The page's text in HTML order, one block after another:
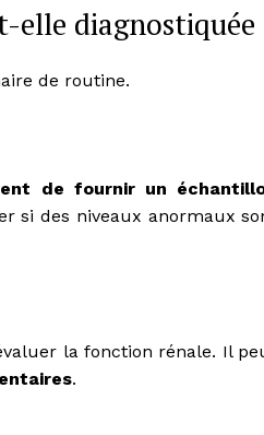
elle diagnostiquée
de routine.
de fournir un
si des niveaux anormaux
la fonction rénale. Il
.